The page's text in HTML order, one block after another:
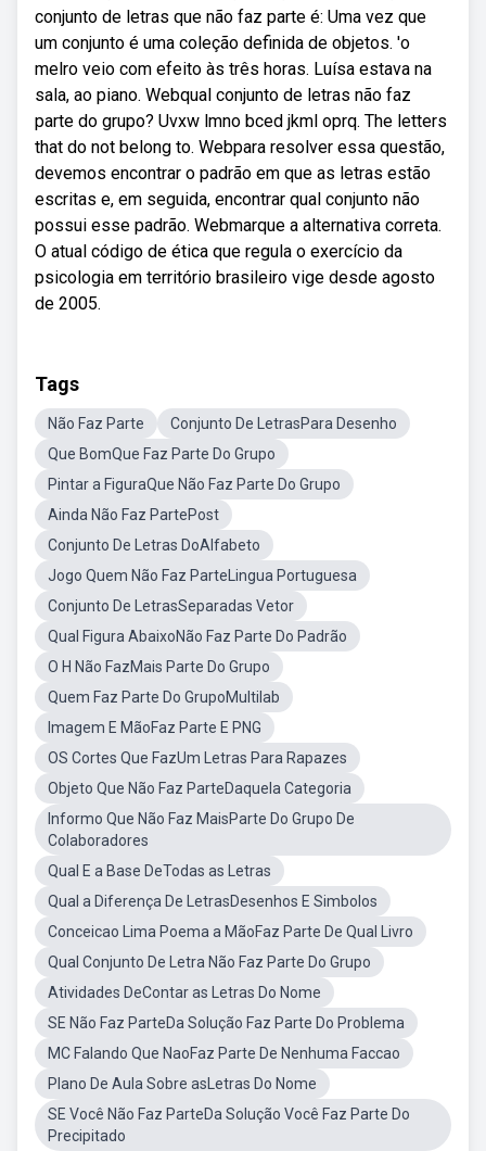
conjunto de letras que não faz parte é: Uma vez que
um conjunto é uma coleção definida de objetos. 'o
melro veio com efeito às três horas. Luísa estava na
sala, ao piano. Webqual conjunto de letras não faz
parte do grupo? Uvxw lmno bced jkml oprq. The letters
that do not belong to. Webpara resolver essa questão,
devemos encontrar o padrão em que as letras estão
escritas e, em seguida, encontrar qual conjunto não
possui esse padrão. Webmarque a alternativa correta.
O atual código de ética que regula o exercício da
psicologia em território brasileiro vige desde agosto
de 2005.
Tags
Não Faz Parte
Conjunto De LetrasPara Desenho
Que BomQue Faz Parte Do Grupo
Pintar a FiguraQue Não Faz Parte Do Grupo
Ainda Não Faz PartePost
Conjunto De Letras DoAlfabeto
Jogo Quem Não Faz ParteLingua Portuguesa
Conjunto De LetrasSeparadas Vetor
Qual Figura AbaixoNão Faz Parte Do Padrão
O H Não FazMais Parte Do Grupo
Quem Faz Parte Do GrupoMultilab
Imagem E MãoFaz Parte E PNG
OS Cortes Que FazUm Letras Para Rapazes
Objeto Que Não Faz ParteDaquela Categoria
Informo Que Não Faz MaisParte Do Grupo De
Colaboradores
Qual E a Base DeTodas as Letras
Qual a Diferença De LetrasDesenhos E Simbolos
Conceicao Lima Poema a MãoFaz Parte De Qual Livro
Qual Conjunto De Letra Não Faz Parte Do Grupo
Atividades DeContar as Letras Do Nome
SE Não Faz ParteDa Solução Faz Parte Do Problema
MC Falando Que NaoFaz Parte De Nenhuma Faccao
Plano De Aula Sobre asLetras Do Nome
SE Você Não Faz ParteDa Solução Você Faz Parte Do
Precipitado